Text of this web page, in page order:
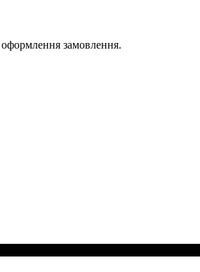
замовлення.